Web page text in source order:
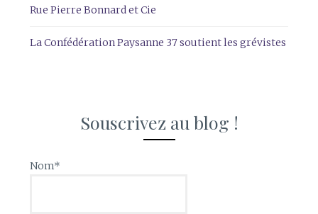
Rue Pierre Bonnard et Cie
La Confédération Paysanne 37 soutient les grévistes
Souscrivez au blog !
Nom*